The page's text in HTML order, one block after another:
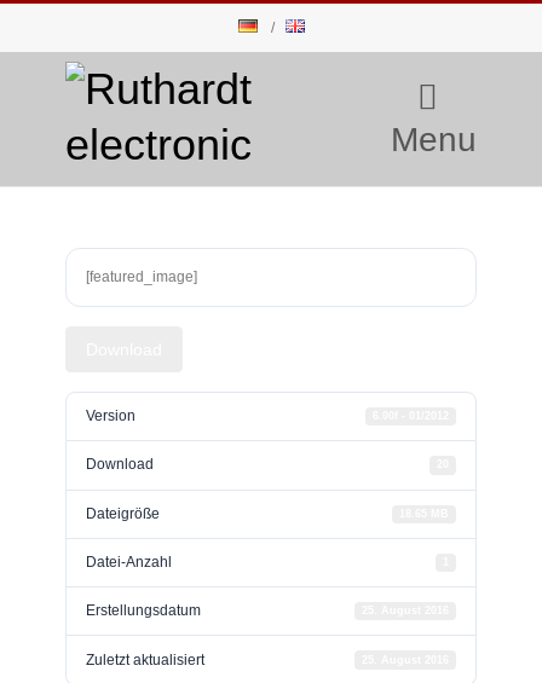
Menu
[featured_image]
Version
Download
Dateigröße
Datei-Anzahl
Erstellungsdatum
Zuletzt aktualisiert